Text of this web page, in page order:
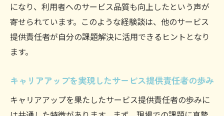
になり、利用者へのサービス品質も向上したという声が
寄せられています。このような経験談は、他のサービス
提供責任者が自分の課題解決に活用できるヒントとなり
ます。
キャリアアップを実現したサービス提供責任者の歩み
キャリアアップを果たしたサービス提供責任者の歩みに